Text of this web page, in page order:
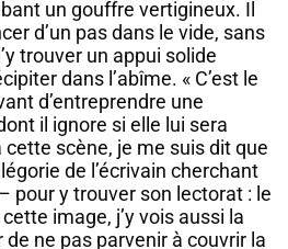
un gouffre vertigineux. Il
d’un pas dans le vide, sans
trouver un appui solide
dans l’abîme. « C’est le
d’entreprendre une
il ignore si elle lui sera
scène, je me suis dit que
de l’écrivain cherchant
pour y trouver son lectorat : le
image, j’y vois aussi la
ne pas parvenir à couvrir la